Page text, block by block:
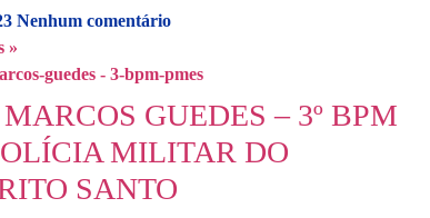
Nenhum comentário
»
MARCOS GUEDES – 3º BPM
MILITAR DO
SANTO